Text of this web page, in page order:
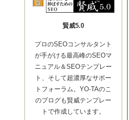
賢威5.0
プロのSEOコンサルタント
が手がける最高峰のSEOマ
ニュアル＆SEOテンプレー
ト、そして超濃厚なサポー
トフォーラム。YO-TAのこ
のブログも賢威テンプレー
トで作成しています。